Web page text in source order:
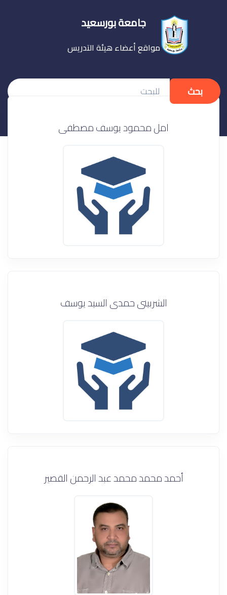
جامعة بورسعيد
مواقع أعضاء هيئة التدريس
بحث
امل محمود يوسف مصطفى
الشربينى حمدى السيد يوسف
أحمد محمد محمد عبد الرحمن القصير